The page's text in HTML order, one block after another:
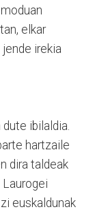
elkar
irekia
ibilaldia.
hartzaile
dira taldeak
euskaldunak